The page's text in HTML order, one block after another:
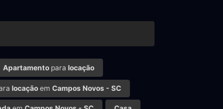
Apartamentopara locação
locação emCampos Novos - SC